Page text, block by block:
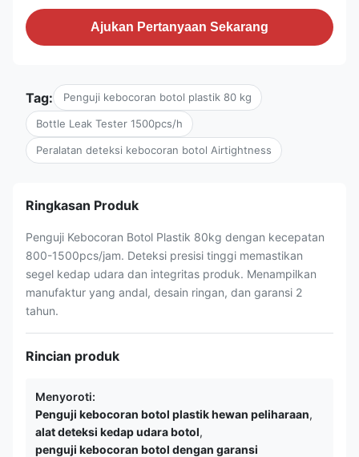
Ajukan Pertanyaan Sekarang
Tag: Penguji kebocoran botol plastik 80 kg
Bottle Leak Tester 1500pcs/h
Peralatan deteksi kebocoran botol Airtightness
Ringkasan Produk
Penguji Kebocoran Botol Plastik 80kg dengan kecepatan
800-1500pcs/jam. Deteksi presisi tinggi memastikan
segel kedap udara dan integritas produk. Menampilkan
manufaktur yang andal, desain ringan, dan garansi 2
tahun.
Rincian produk
Menyoroti:
Penguji kebocoran botol plastik hewan peliharaan,
alat deteksi kedap udara botol,
penguji kebocoran botol dengan garansi